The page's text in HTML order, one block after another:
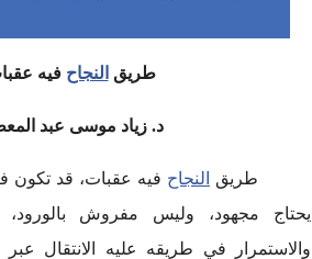
طريق النجاح فيه
د. زياد موسى عبد
طريق النجاح فيه عقبات، قد تكون
يحتاج مجهود، وليس مفروش
والاستمرار في طريقه عليه الانتقال